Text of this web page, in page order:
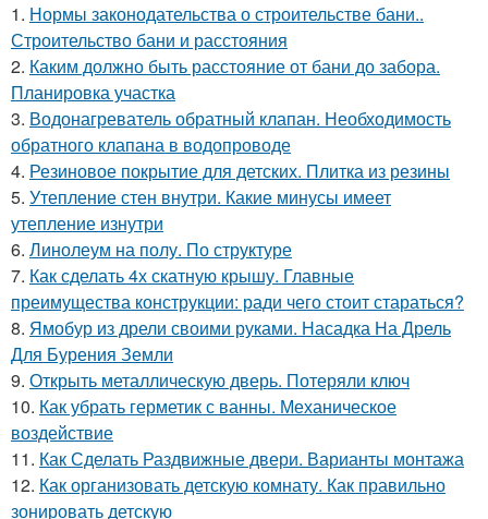
1. Нормы законодательства о строительстве бани..
Строительство бани и расстояния
2. Каким должно быть расстояние от бани до забора.
Планировка участка
3. Водонагреватель обратный клапан. Необходимость
обратного клапана в водопроводе
4. Резиновое покрытие для детских. Плитка из резины
5. Утепление стен внутри. Какие минусы имеет
утепление изнутри
6. Линолеум на полу. По структуре
7. Как сделать 4х скатную крышу. Главные
преимущества конструкции: ради чего стоит стараться?
8. Ямобур из дрели своими руками. Насадка На Дрель
Для Бурения Земли
9. Открыть металлическую дверь. Потеряли ключ
10. Как убрать герметик с ванны. Механическое
воздействие
11. Как Сделать Раздвижные двери. Варианты монтажа
12. Как организовать детскую комнату. Как правильно
зонировать детскую